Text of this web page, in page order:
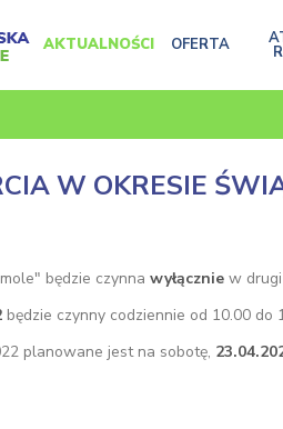
AKTUALNOŚCI OFERTA
W OKRESIE
będzie czynna wyłącznie w
będzie czynny codziennie od 10.00 do
planowane jest na sobotę,